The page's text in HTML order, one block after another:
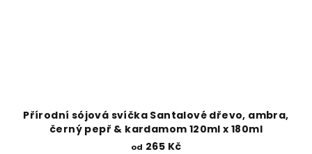
Přírodní sójová svíčka Santalové dřevo, ambra,
černý pepř & kardamom 120ml x 180ml
od 265 Kč